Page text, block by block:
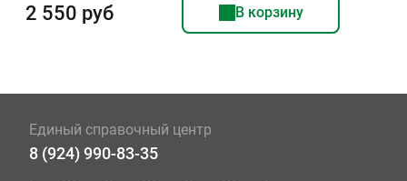
2 550 руб В корзину
Единый справочный центр
8 (924) 990-83-35